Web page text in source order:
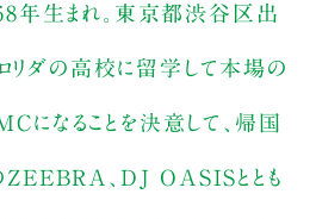
年生まれ。東京都渋谷区出
リダの高校に留学して本場の
になることを決意して、帰国
ZEEBRA、DJ OASISととも